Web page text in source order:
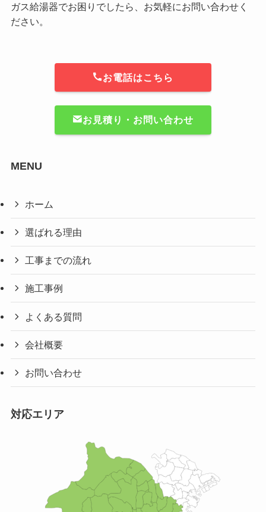
ガス給湯器でお困りでしたら、お気軽にお問い合わせく
ださい。
お電話はこちら
お見積り・お問い合わせ
MENU
ホーム
選ばれる理由
工事までの流れ
施工事例
よくある質問
会社概要
お問い合わせ
対応エリア